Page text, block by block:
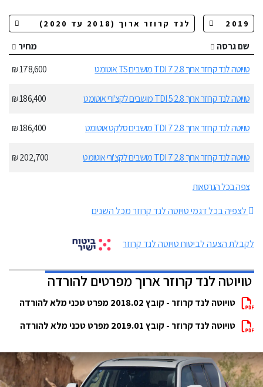
שם גרסה
מחיר
טויוטה לנד קרוזר ארוך 2.8 TDI 7 מושבים TS אוטומט
178,600 ₪
טויוטה לנד קרוזר ארוך 2.8 TDI 5 מושבים לקצ'ורי אוטומט 186,400 ₪
טויוטה לנד קרוזר ארוך 2.8 TDI 7 מושבים סלקט אוטומט 186,400 ₪
טויוטה לנד קרוזר ארוך 2.8 TDI 7 מושבים לקצ'ורי אוטומט 202,700 ₪
צפה בכל הגרסאות
לצפיה בכל דגמי טויוטה לנד קרוזר מכל השנים
לקבלת הצעה לביטוח טויוטה לנד קרוזר
טויוטה לנד קרוזר ארוך מפרטים להורדה
טויוטה לנד קרוזר - קובץ 2018.02 מפרט טכני מלא להורדה
טויוטה לנד קרוזר - קובץ 2019.01 מפרט טכני מלא להורדה